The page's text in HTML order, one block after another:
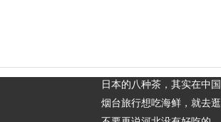
日本的八种茶，其实在中国
烟台旅行想吃海鲜，就去逛